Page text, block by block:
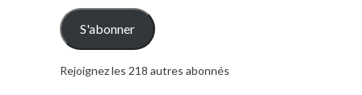
mail
S'abonner
Rejoignez les 218 autres abonnés